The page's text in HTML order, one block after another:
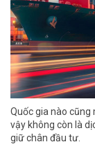
Quốc gia nào cũng
vậy không còn là
giữ chân đầu tư.